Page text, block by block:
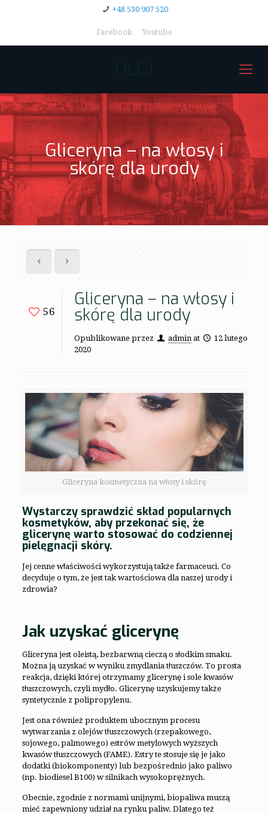
+48 530 907 520
Facebook Youtube
OLEJ
Gliceryna – na włosy i
skórę dla urody
56
Gliceryna – na włosy i
skórę dla urody
Opublikowane przez admin at
12 lutego
2020
Gliceryna kosmetyczna na włosy i skórę
Wystarczy sprawdzić skład popularnych
kosmetyków, aby przekonać się, że
glicerynę warto stosować do codziennej
pielęgnacji skóry.
Jej cenne właściwości wykorzystują także farmaceuci. Co
decyduje o tym, że jest tak wartościowa dla naszej urody i
zdrowia?
Jak uzyskać glicerynę
Gliceryna jest oleistą, bezbarwną cieczą o słodkim smaku.
Można ją uzyskać w wyniku zmydlania tłuszczów. To prosta
reakcja, dzięki której otrzymamy glicerynę i sole kwasów
tłuszczowych, czyli mydło. Glicerynę uzyskujemy także
syntetycznie z polipropylenu.
Jest ona również produktem ubocznym procesu
wytwarzania z olejów tłuszczowych (rzepakowego,
sojowego, palmowego) estrów metylowych wyższych
kwasów tłuszczowych (FAME). Estry te stosuje się je jako
dodatki (biokomponenty) lub bezpośrednio jako paliwo
(np. biodiesel B100) w silnikach wysokoprężnych.
Obecnie, zgodnie z normami unijnymi, biopaliwa muszą
mieć zapewniony udział na rynku paliw. Dlatego też